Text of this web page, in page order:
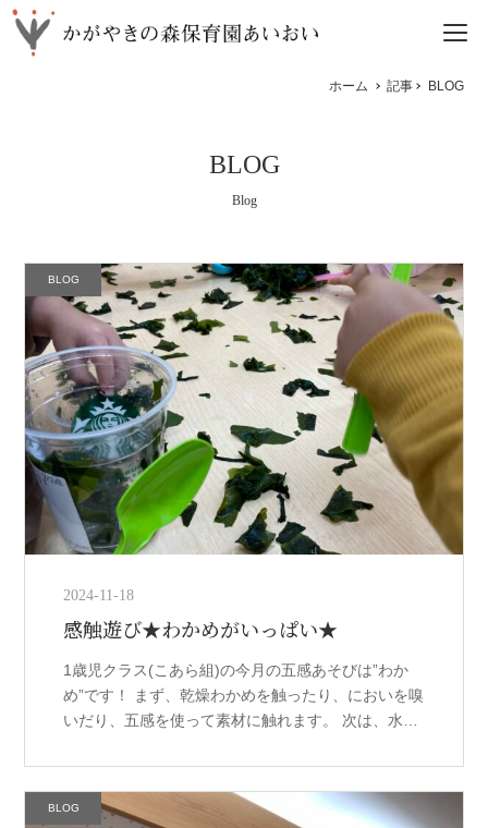
ホーム 記事 BLOG
BLOG
Blog
2024-11-18
BLOG
感触遊び★わかめがいっぱい★
1歳児クラス(こあら組)の今月の五感あそびは”わか
め”です！ まず、乾燥わかめを触ったり、においを嗅
いだり、五感を使って素材に触れます。 次は、水の
い‼︎‼︎ 先生 […]
BLOG